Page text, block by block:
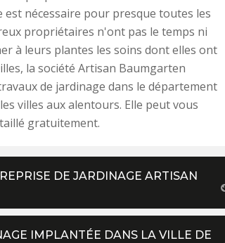
nécessaire pour presque toutes les
propriétaires n'ont pas le temps ni
à leurs plantes les soins dont elles ont
la société Artisan Baumgarten
de jardinage dans le département
villes aux alentours. Elle peut vous
gratuitement.
DE JARDINAGE ARTISAN
IMPLANTÉE DANS LA VILLE DE